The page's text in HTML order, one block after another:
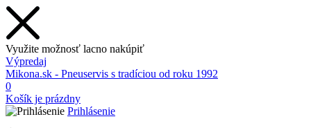
Využite možnosť lacno nakúpiť
Výpredaj
Mikona.sk - Pneuservis s tradíciou od roku 1992
0
Košík je prázdny
Prihlásenie